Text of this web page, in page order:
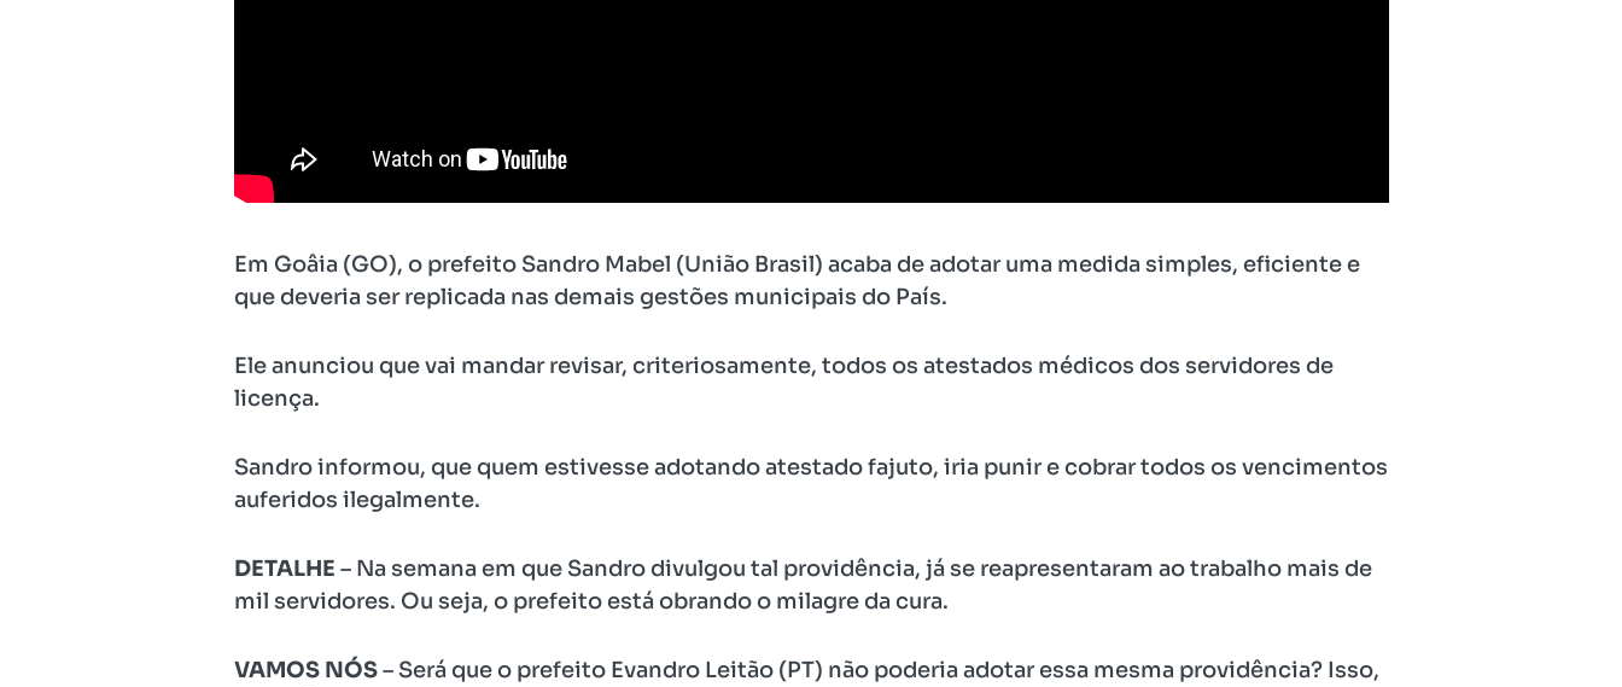
Em Goâia (GO), o prefeito Sandro Mabel (União Brasil) acaba de adotar uma medida simples, eficiente e
que deveria ser replicada nas demais gestões municipais do País.
Ele anunciou que vai mandar revisar, criteriosamente, todos os atestados médicos dos servidores de
licença.
Sandro informou, que quem estivesse adotando atestado fajuto, iria punir e cobrar todos os vencimentos
auferidos ilegalmente.
DETALHE – Na semana em que Sandro divulgou tal providência, já se reapresentaram ao trabalho mais de
mil servidores. Ou seja, o prefeito está obrando o milagre da cura.
VAMOS NÓS– Será que o prefeito Evandro Leitão (PT) não poderia adotar essa mesma providência? Isso,